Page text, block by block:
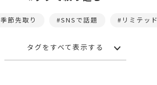
季節先取り SNSで話題 リミテッド
タグをすべて表示する